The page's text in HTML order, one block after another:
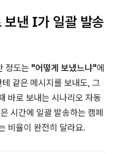
보낸 I가 일괄 발송
정도는 "어떻게 보냈느냐"에
같은 메시지를 보내도, 그
바로 보내는 시나리오 자동
시간에 일괄 발송하는 캠페
비율이 완전히 달라요.